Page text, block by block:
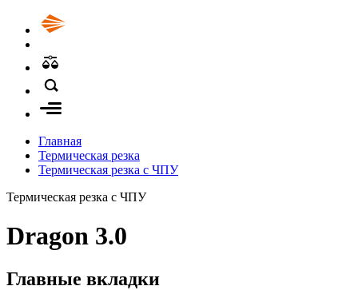
Главная
Термическая резка
Термическая резка с ЧПУ
Термическая резка с ЧПУ
Dragon 3.0
Главные вкладки